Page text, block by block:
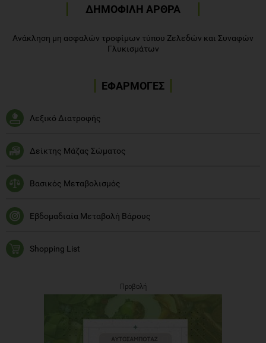
ΔΗΜΟΦΙΛΗ ΑΡΘΡΑ
Ανάκληση μη ασφαλών τροφίμων τύπου Ζελεδών και Συναφών
Γλυκισμάτων
ΕΦΑΡΜΟΓΕΣ
Λεξικό Διατροφής
Δείκτης Μάζας Σώματος
Βασικός Μεταβολισμός
Εβδομαδιαία Μεταβολή Βάρους
Shopping List
Προβολή